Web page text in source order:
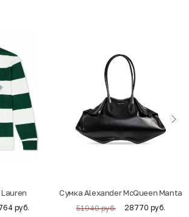
руб.
Cумка Alexander McQueen Manta
51940 руб. 28770 руб.